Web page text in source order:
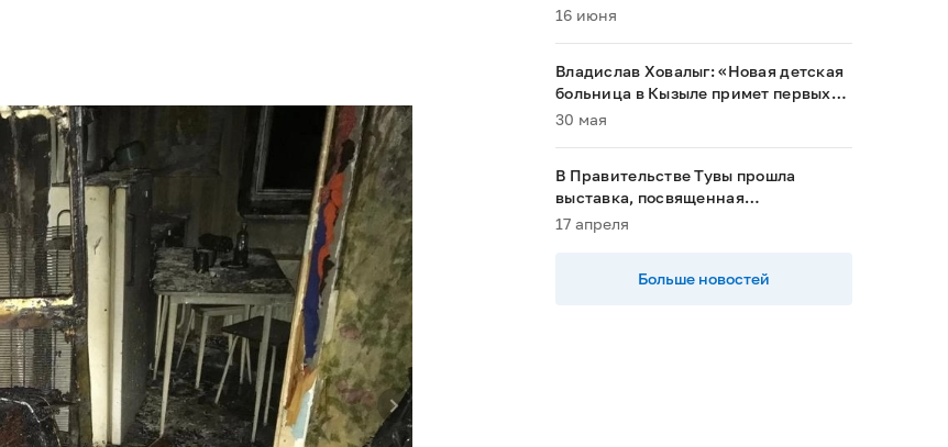
их семей
16 июня
Владислав Ховалыг: «Новая детская
больница в Кызыле примет первых
пациентов в 2028 году»
30 мая
В Правительстве Тувы прошла
выставка, посвященная
национальным проектам
17 апреля
Больше новостей